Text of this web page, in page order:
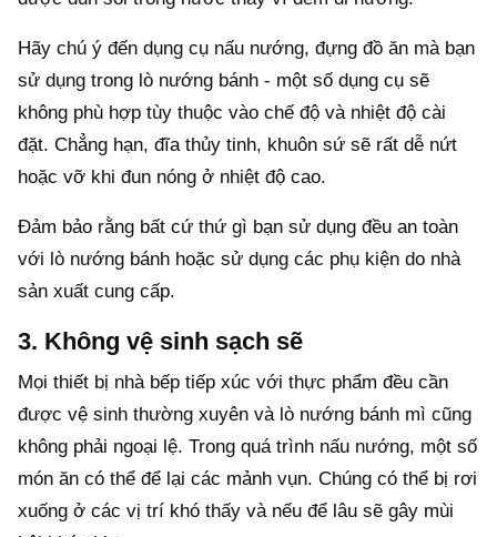
Hãy chú ý đến dụng cụ nấu nướng, đựng đồ ăn mà bạn
sử dụng trong lò nướng bánh - một số dụng cụ sẽ
không phù hợp tùy thuộc vào chế độ và nhiệt độ cài
đặt. Chẳng hạn, đĩa thủy tinh, khuôn sứ sẽ rất dễ nứt
hoặc vỡ khi đun nóng ở nhiệt độ cao.
Đảm bảo rằng bất cứ thứ gì bạn sử dụng đều an toàn
với lò nướng bánh hoặc sử dụng các phụ kiện do nhà
sản xuất cung cấp.
3. Không vệ sinh sạch sẽ
Mọi thiết bị nhà bếp tiếp xúc với thực phẩm đều cần
được vệ sinh thường xuyên và lò nướng bánh mì cũng
không phải ngoại lệ. Trong quá trình nấu nướng, một số
món ăn có thể để lại các mảnh vụn. Chúng có thể bị rơi
xuống ở các vị trí khó thấy và nếu để lâu sẽ gây mùi